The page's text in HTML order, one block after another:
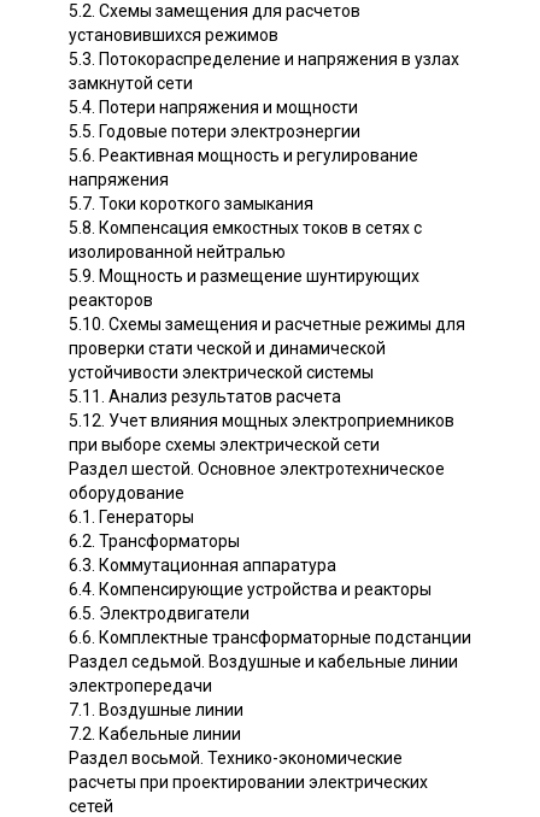
5.2. Схемы замещения для расчетов
установившихся режимов
5.3. Потокораспределение и напряжения в узлах
замкнутой сети
5.4. Потери напряжения и мощности
5.5. Годовые потери электроэнергии
5.6. Реактивная мощность и регулирование
напряжения
5.7. Токи короткого замыкания
5.8. Компенсация емкостных токов в сетях с
изолированной нейтралью
5.9. Мощность и размещение шунтирующих
реакторов
5.10. Схемы замещения и расчетные режимы для
проверки стати ческой и динамической
устойчивости электрической системы
5.11. Анализ результатов расчета
5.12. Учет влияния мощных электроприемников
при выборе схемы электрической сети
Раздел шестой. Основное электротехническое
оборудование
6.1. Генераторы
6.2. Трансформаторы
6.3. Коммутационная аппаратура
6.4. Компенсирующие устройства и реакторы
6.5. Электродвигатели
6.6. Комплектные трансформаторные подстанции
Раздел седьмой. Воздушные и кабельные линии
электропередачи
7.1. Воздушные линии
7.2. Кабельные линии
Раздел восьмой. Технико-экономические
расчеты при проектировании электрических
сетей